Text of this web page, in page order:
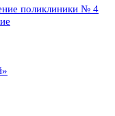
поликлиники № 4